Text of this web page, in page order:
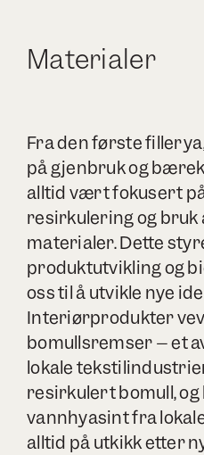
Materialer
Fra den første
på gjenbruk og
alltid vært fokusert
resirkulering og bruk
materialer. Dette
produktutvikling og
oss til å utvikle nye
Interiørprodukter
bomullsremser – et
lokale
resirkulert bomull,
vannhyasint fra
alltid på utkikk etter